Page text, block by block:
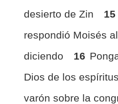
desierto de Zin 15
respondió Moisés
diciendo
16
Dios de los
varón sobre la